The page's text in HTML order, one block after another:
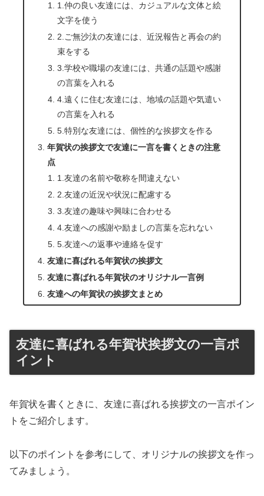
1.仲の良い友達には、カジュアルな文体と絵
文字を使う
2.ご無沙汰の友達には、近況報告と再会の約
束をする
3.学校や職場の友達には、共通の話題や感謝
の言葉を入れる
4.遠くに住む友達には、地域の話題や気遣い
の言葉を入れる
5.特別な友達には、個性的な挨拶文を作る
年賀状の挨拶文で友達に一言を書くときの注意
点
1.友達の名前や敬称を間違えない
2.友達の近況や状況に配慮する
3.友達の趣味や興味に合わせる
4.友達への感謝や励ましの言葉を忘れない
5.友達への返事や連絡を促す
友達に喜ばれる年賀状の挨拶文
友達に喜ばれる年賀状のオリジナル一言例
友達への年賀状の挨拶文まとめ
友達に喜ばれる年賀状挨拶文の一言ポ
イント
年賀状を書くときに、友達に喜ばれる挨拶文の一言ポイン
トをご紹介します。
以下のポイントを参考にして、オリジナルの挨拶文を作っ
てみましょう。